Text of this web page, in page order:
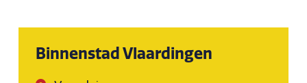
Binnenstad Vlaardingen